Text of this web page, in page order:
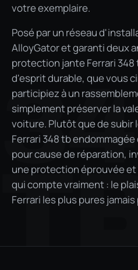
votre exemplaire.
Posé par un réseau
AlloyGator et garanti deux
protection jante Ferrari
d'esprit durable, que vous
participiez à un
simplement préserver la
voiture. Plutôt que de subir
Ferrari 348 tb
pour cause de réparation,
une protection éprouvée
qui compte vraiment : le
Ferrari les plus pures